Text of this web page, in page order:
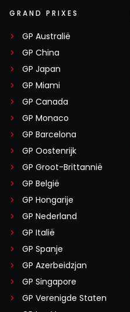
GRAND PRIXES
GP Australië
GP China
GP Japan
GP Miami
GP Canada
GP Monaco
GP Barcelona
GP Oostenrijk
GP Groot-Brittannië
GP België
GP Hongarije
GP Nederland
GP Italië
GP Spanje
GP Azerbeidzjan
GP Singapore
GP Verenigde Staten